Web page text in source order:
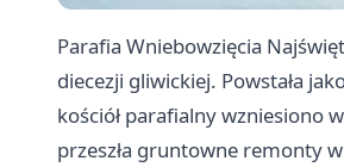
Parafia Wniebowzięcia
diecezji gliwickiej. Powstała
kościół parafialny wzniesiono
przeszła gruntowne remonty